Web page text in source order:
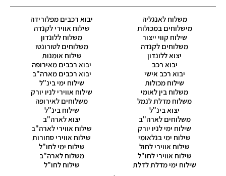
משלוח לאנגליה
יבוא רכבים מפלורידה
מישלוחים במכולות
שילוח אווירי לקנדה
שילוח קווי ייצור
משלוח ללונדון
משלוחים לקנדה
משלוחים לטורונטו
יצוא ללונדון
שילוח אומנות
יבוא רכב
יבוא רכבים מאירופה
יבוא רכב אישי
יבוא רכבים מארה"ב
שילוח מכולות
שילוח ימי בינ"ל
משלוח בין לאומי
שילוח אווירי לניו יורק
משלוח מדלת לנמל
משלוחים לאירופה
יצוא בינ"ל
שילוח בינ"ל
משלוחים לארה"ב
יצוא לארה"ב
שילוח ימי לניו יורק
שילוח אווירי לארה"ב
שילוח ימי בנלאומי
שילוח אווירי סחורות
שילוח אווירי לחול
שילוח ימי לחו"ל
שילוח אווירי לחו"ל
משלוח לארה"ב
שילוח ימי מדלת לדלת
שילוח לחו"ל